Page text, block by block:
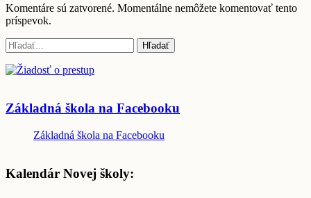
Komentáre sú zatvorené. Momentálne nemôžete komentovať tento
príspevok.
Základná škola na Facebooku
Základná škola na Facebooku
Kalendár Novej školy: